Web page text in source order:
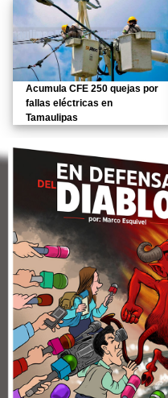
Acumula CFE 250 quejas por
fallas eléctricas en
Tamaulipas